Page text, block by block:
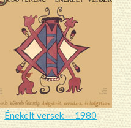
Énekelt versek — 1980